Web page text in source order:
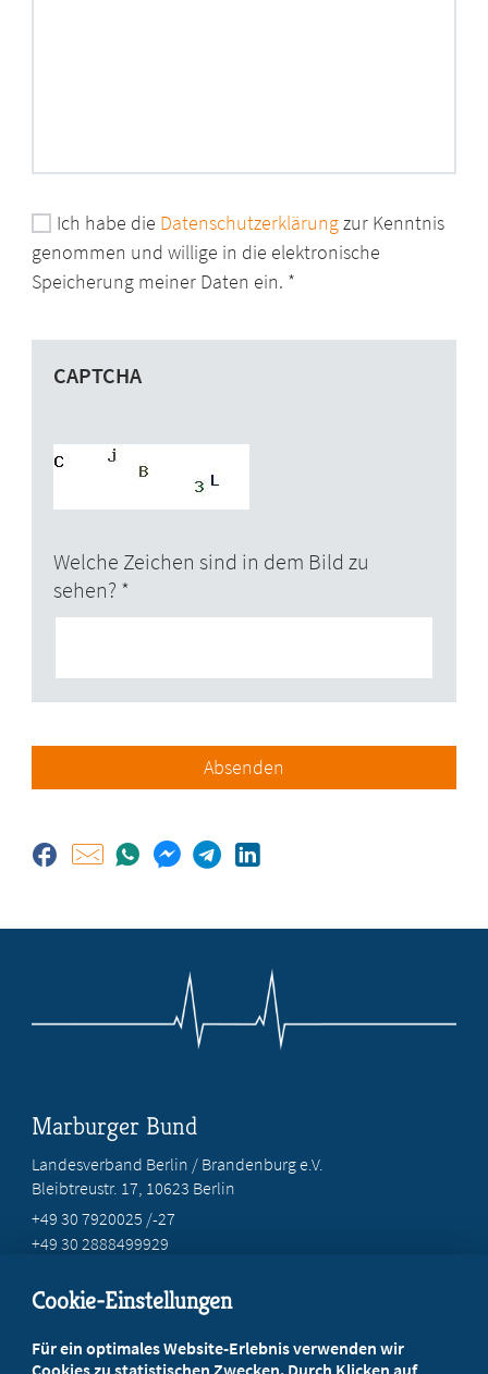
Ich habe die Datenschutzerklärungzur Kenntnis
genommen und willige in die elektronische
Speicherung meiner Daten ein.
CAPTCHA
Welche Zeichen sind in dem Bild zu
sehen?
Absenden
Marburger Bund
Landesverband Berlin / Brandenburg e.V.
Bleibtreustr. 17, 10623 Berlin
+49 30 7920025 /-27
+49 30 2888499929
Ihr Landesverband berät Sie!
Cookie-Einstellungen
Für ein optimales Website-Erlebnis verwenden wir
Cookies zu statistischen Zwecken. Durch Klicken auf